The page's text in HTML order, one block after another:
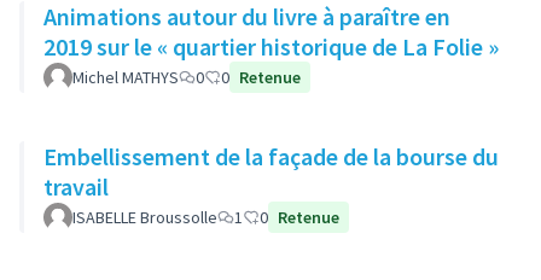
Animations autour du livre à paraître en
2019 sur le « quartier historique de La Folie »
Michel MATHYS 0 0 Retenue
Embellissement de la façade de la bourse du
travail
ISABELLE Broussolle 1 0 Retenue